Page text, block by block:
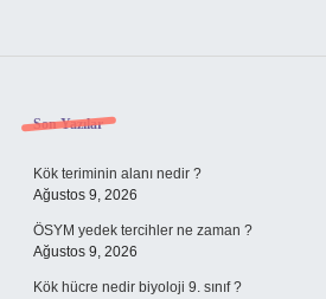
Sidebar
Son Yazılar
Kök teriminin alanı nedir ?
Ağustos 9, 2026
ÖSYM yedek tercihler ne zaman ?
Ağustos 9, 2026
Kök hücre nedir biyoloji 9. sınıf ?